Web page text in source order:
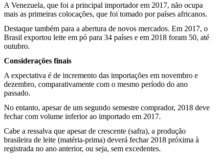
A Venezuela, que foi a principal importador em 2017, não ocupa
mais as primeiras colocações, que foi tomado por países africanos.
Destaque também para a abertura de novos mercados. Em 2017, o
Brasil exportou leite em pó para 34 países e em 2018 foram 50, até
outubro.
Considerações finais
A expectativa é de incremento das importações em novembro e
dezembro, comparativamente com o mesmo período do ano
passado.
No entanto, apesar de um segundo semestre comprador, 2018 deve
fechar com volume inferior ao importado em 2017.
Cabe a ressalva que apesar de crescente (safra), a produção
brasileira de leite (matéria-prima) deverá fechar 2018 próxima à
registrada no ano anterior, ou seja, sem excedentes.